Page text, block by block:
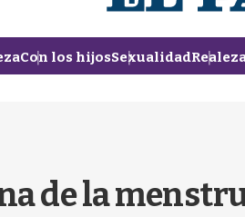
Con los hijosSexualidad
de la